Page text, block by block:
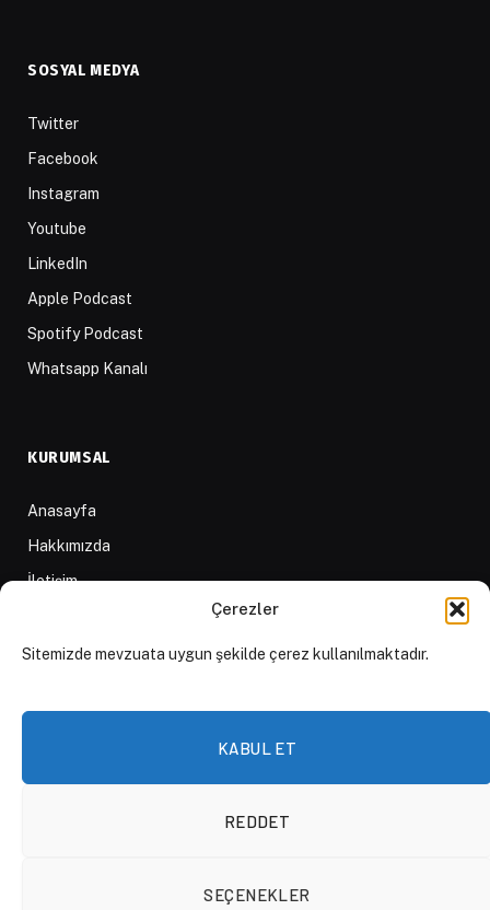
Çerezler
Sitemizde mevzuata uygun şekilde çerez kullanılmaktadır.
KABUL ET
REDDET
SEÇENEKLER
SOSYAL MEDYA
Twitter
Facebook
Instagram
Youtube
LinkedIn
Apple Podcast
Spotify Podcast
Whatsapp Kanalı
KURUMSAL
Anasayfa
Hakkımızda
İletişim
D84 Yayınları
Çerez Politikası